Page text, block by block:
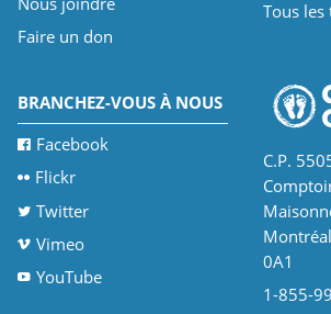
Faire un don
Tous les
BRANCHEZ-VOUS À NOUS
Facebook
Flickr
Twitter
Vimeo
YouTube
C.P.
0A1
1-855-